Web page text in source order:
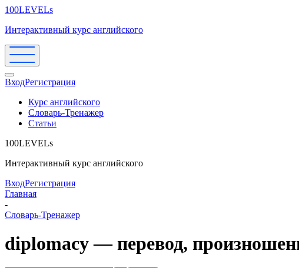
100LEVELs
Интерактивный курс английского
ВходРегистрация
Курс английского
Словарь-Тренажер
Статьи
100LEVELs
Интерактивный курс английского
ВходРегистрация
Главная
-
Словарь-Тренажер
diplomacy — перевод,